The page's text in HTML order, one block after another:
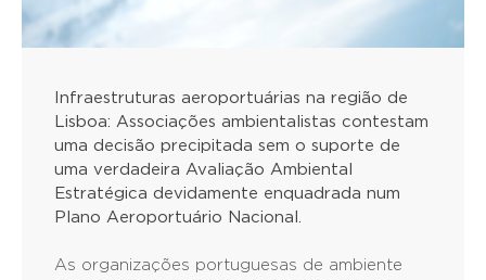
Infraestruturas aeroportuárias na região de
Lisboa: Associações ambientalistas contestam
uma decisão precipitada sem o suporte de
uma verdadeira Avaliação Ambiental
Estratégica devidamente enquadrada num
Plano Aeroportuário Nacional.
As organizações portuguesas de ambiente